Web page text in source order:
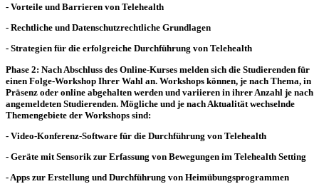
- Vorteile und Barrieren von Telehealth
- Rechtliche und Datenschutzrechtliche Grundlagen
- Strategien für die erfolgreiche Durchführung von Telehealth
Phase 2: Nach Abschluss des Online-Kurses melden sich die Studierenden für
einen Folge-Workshop Ihrer Wahl an. Workshops können, je nach Thema, in
Präsenz oder online abgehalten werden und variieren in ihrer Anzahl je nach
angemeldeten Studierenden. Mögliche und je nach Aktualität wechselnde
Themengebiete der Workshops sind:
- Video-Konferenz-Software für die Durchführung von Telehealth
- Geräte mit Sensorik zur Erfassung von Bewegungen im Telehealth Setting
- Apps zur Erstellung und Durchführung von Heimübungsprogrammen